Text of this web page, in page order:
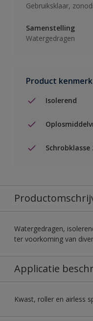
Gebruiksklaar,
Samenstelling
Watergedragen
Product
Isolerend
Schrobklasse
Watergedragen,
ter voorkoming van
Applicatie
Kwast, roller en airless